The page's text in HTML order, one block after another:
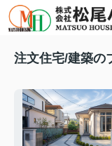
注文住宅/建築の